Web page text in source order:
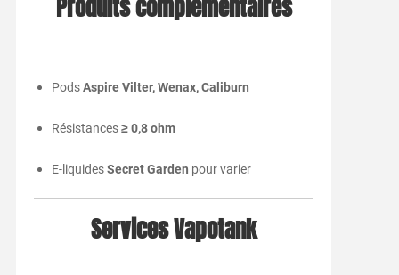
Produits complémentaires
PodsAspire Vilter, Wenax, Caliburn
Résistances≥ 0,8 ohm
E-liquidesSecret Garden pour varier
Services Vapotank